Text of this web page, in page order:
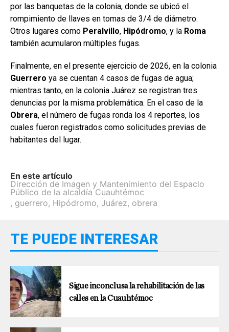
por las banquetas de la colonia, donde se ubicó el
rompimiento de llaves en tomas de 3/4 de diámetro.
Otros lugares como Peralvillo, Hipódromo, y la Roma
también acumularon múltiples fugas.
Finalmente, en el presente ejercicio de 2026, en la colonia
Guerrero ya se cuentan 4 casos de fugas de agua;
mientras tanto, en la colonia Juárez se registran tres
denuncias por la misma problemática. En el caso de la
Obrera, el número de fugas ronda los 4 reportes, los
cuales fueron registrados como solicitudes previas de
habitantes del lugar.
En este artículo
Dirección de Imagen y Mantenimiento del Espacio
Público de la alcaldía Cuauhtémoc
, guerrero, Hipódromo, Juárez, obrera
TE PUEDE INTERESAR
Sigue inconclusa la rehabilitación de las
calles en la Cuauhtémoc